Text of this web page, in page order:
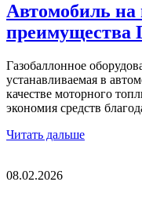
Автомобиль на
преимущества
Газобаллонное
устанавливаемая в
качестве моторного
экономия средств
Читать дальше
08.02.2026